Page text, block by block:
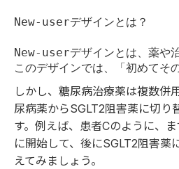
New-userデザインとは？
New-userデザインとは、薬や
このデザインでは、「初めて
しかし、糖尿病治療薬は複数併
尿病薬からSGLT2阻害薬に切り
す。例えば、患者Cのように、
に開始して、後にSGLT2阻害薬
えてみましょう。